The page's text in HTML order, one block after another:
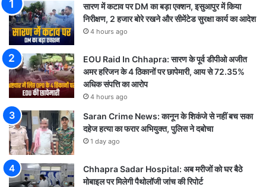
सारण में कटाव पर DM का बड़ा एक्शन, इसुआपुर में किया
निरीक्षण, 2 हजार बोरे रखने और सीमेंटेड सुरक्षा कार्य का आदेश
4 hours ago
EOU Raid In Chhapra: सारण के पूर्व डीपीओ अजीत
अमर हरिजन के 4 ठिकानों पर छापेमारी, आय से 72.35%
अधिक संपत्ति का आरोप
4 hours ago
Saran Crime News: कानून के शिकंजे से नहीं बच सका
दहेज हत्या का फरार अभियुक्त, पुलिस ने दबोचा
1 day ago
Chhapra Sadar Hospital: अब मरीजों को घर बैठे
मोबाइल पर मिलेगी पैथोलॉजी जांच की रिपोर्ट